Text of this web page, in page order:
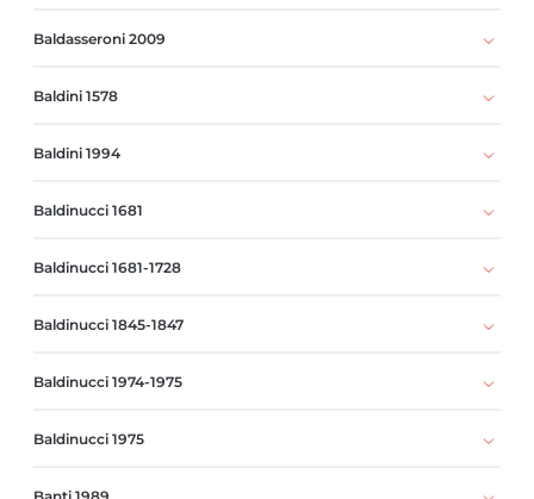
Baldasseroni 2009
Baldini 1578
Baldini 1994
Baldinucci 1681
Baldinucci 1681-1728
Baldinucci 1845-1847
Baldinucci 1974-1975
Baldinucci 1975